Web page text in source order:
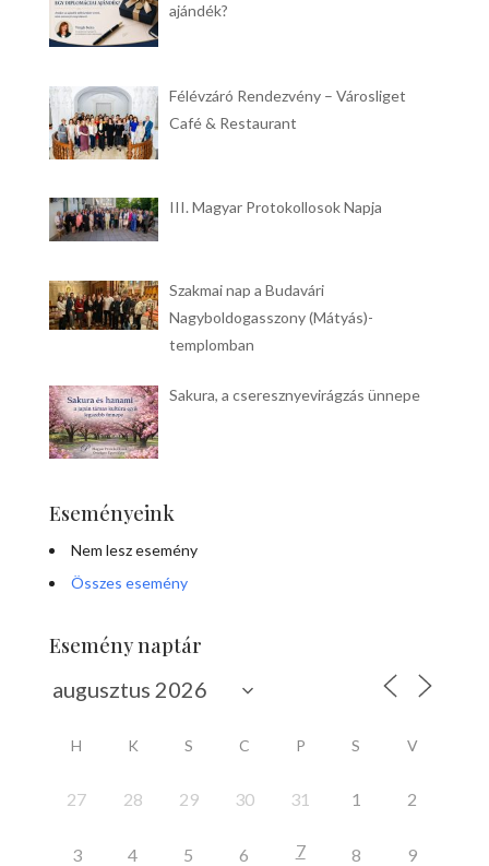
ajándék?
Félévzáró Rendezvény – Városliget
Café & Restaurant
III. Magyar Protokollosok Napja
Szakmai nap a Budavári
Nagyboldogasszony (Mátyás)-
templomban
Sakura, a cseresznyevirágzás ünnepe
Eseményeink
Nem lesz esemény
Összes esemény
Esemény naptár
H K S C P S V
27 28 29 30 31 1 2
3 4 5 6 7 8 9